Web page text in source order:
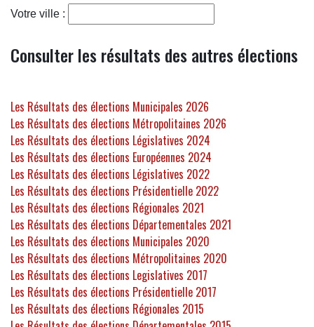
Votre ville :
Consulter les résultats des autres élections
Les Résultats des élections Municipales 2026
Les Résultats des élections Métropolitaines 2026
Les Résultats des élections Législatives 2024
Les Résultats des élections Européennes 2024
Les Résultats des élections Législatives 2022
Les Résultats des élections Présidentielle 2022
Les Résultats des élections Régionales 2021
Les Résultats des élections Départementales 2021
Les Résultats des élections Municipales 2020
Les Résultats des élections Métropolitaines 2020
Les Résultats des élections Legislatives 2017
Les Résultats des élections Présidentielle 2017
Les Résultats des élections Régionales 2015